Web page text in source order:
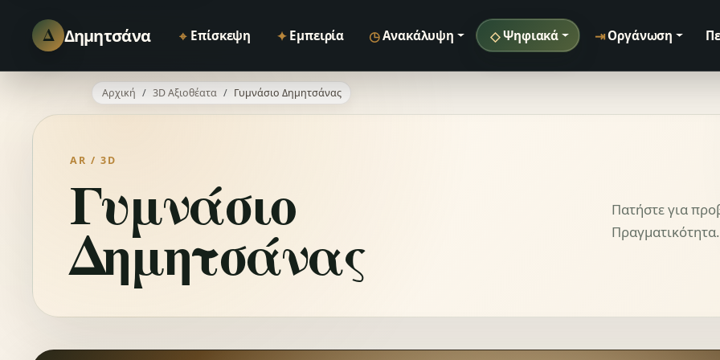
Δ Δημητσάνα ⌖ Επίσκεψη ✦ Εμπειρία ◷Ανακάλυψη ◇ Ψηφιακά ⇥ Οργάνωση
Αρχική 3D Αξιοθέατα Γυμνάσιο Δημητσάνας
AR / 3D
Γυμνάσιο
Δημητσάνας
Πατήστε για
Πραγματικότητα.